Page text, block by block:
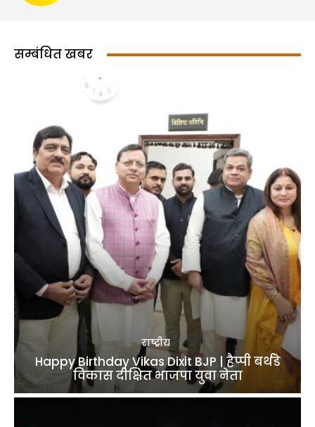
सम्बंधित खबर
राष्ट्रीय
Happy Birthday Vikas Dixit BJP | हैप्पी बर्थडे
विकास दीक्षित भाजपा युवा नेता